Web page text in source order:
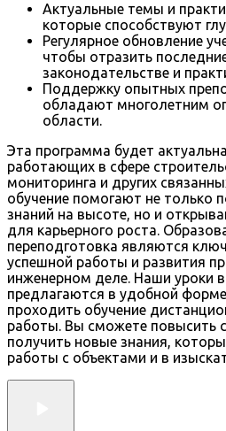
Актуальные темы и
которые способствуют
Регулярное обновление
чтобы отразить
законодательстве и
Поддержку опытных
обладают многолетним
области.
Эта программа будет
работающих в сфере
мониторинга и других
обучение помогают не только
знаний на высоте, но и
для карьерного роста.
переподготовка являются
успешной работы и развития
инженерном деле. Наши уроки
предлагаются в удобной
проходить обучение
работы. Вы сможете повысить
получить новые знания,
работы с объектами и в